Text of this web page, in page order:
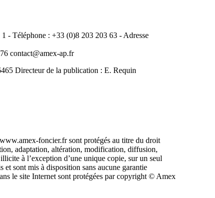
- Téléphone : +33 (0)8 203 203 63 - Adresse
contact@amex-ap.fr
Directeur de la publication : E. Requin
foncier.fr sont protégés au titre du droit
adaptation, altération, modification, diffusion,
à l’exception d’une unique copie, sur un seul
et sont mis à disposition sans aucune garantie
le site Internet sont protégées par copyright © Amex